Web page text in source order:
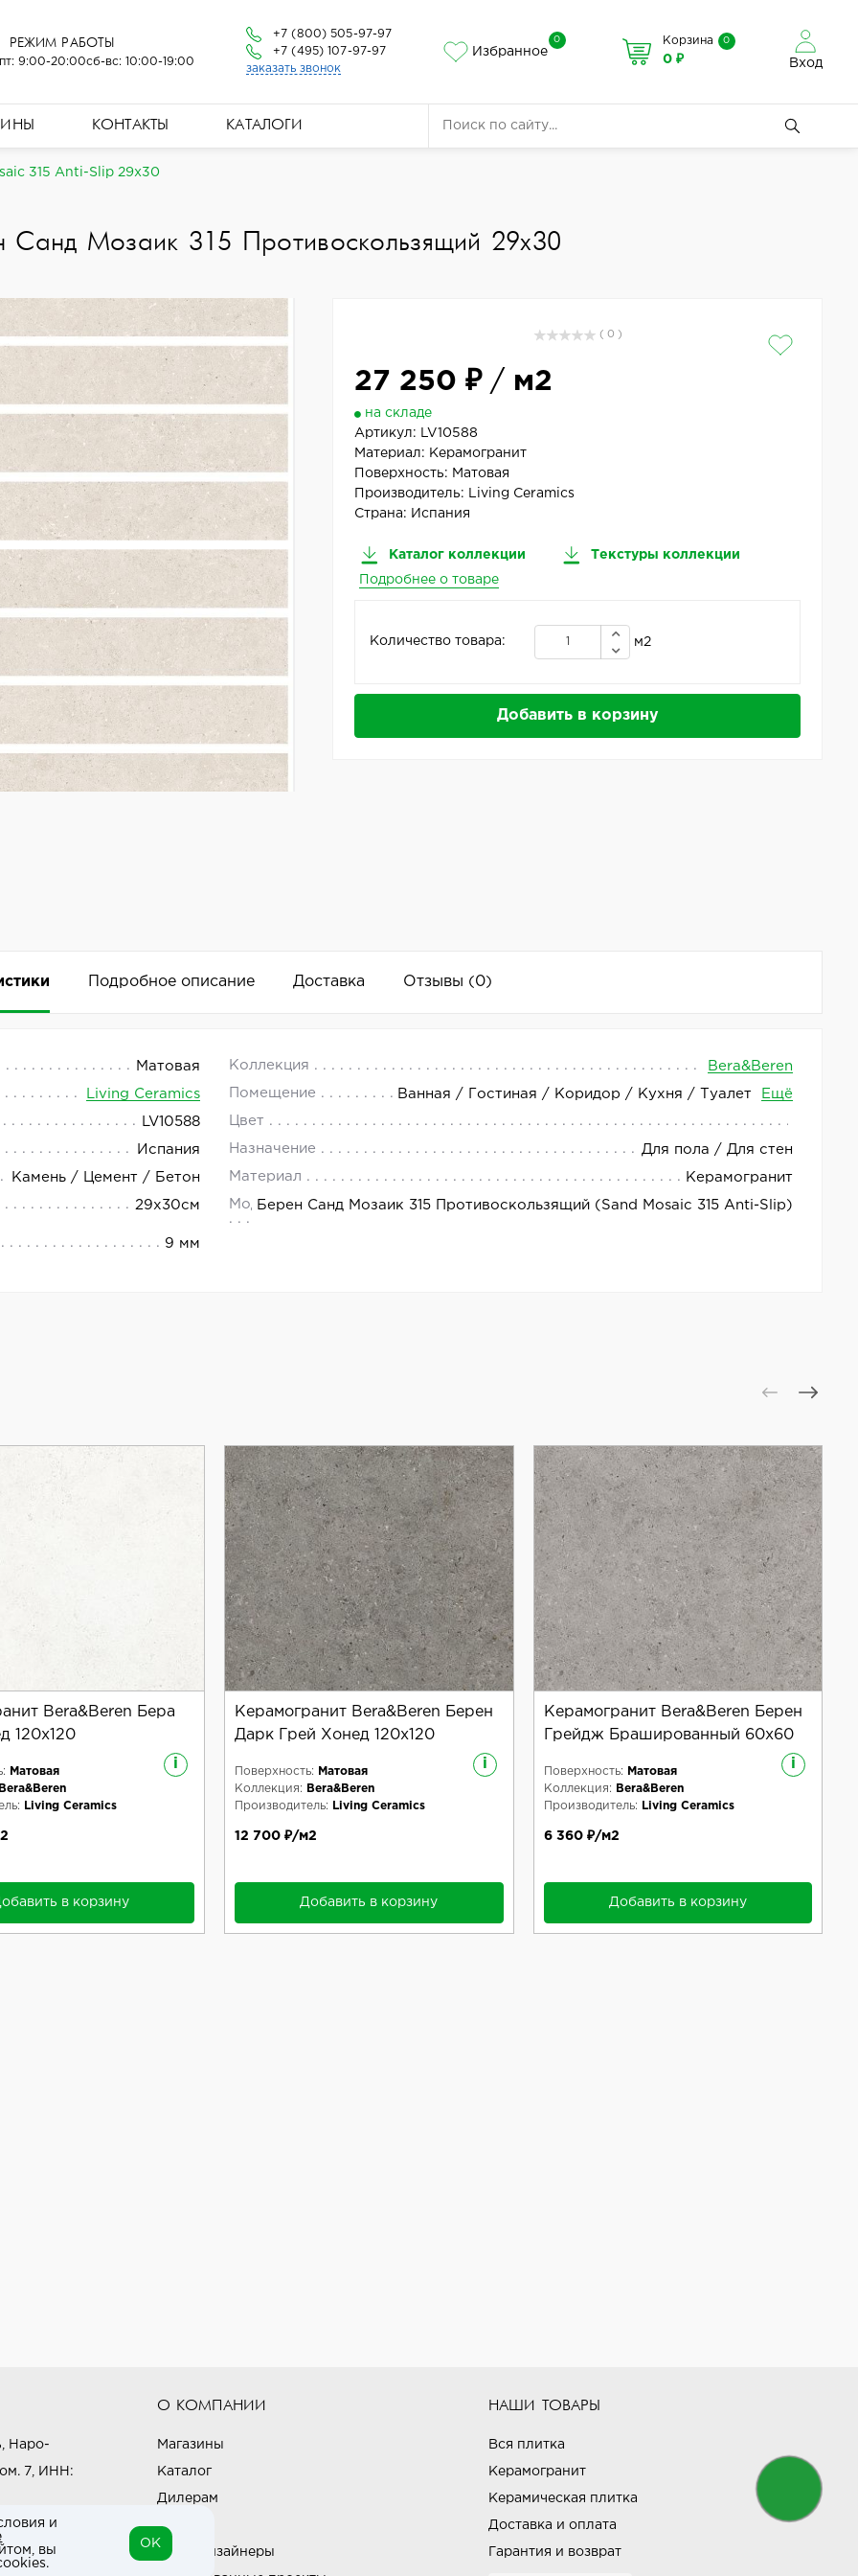
РЕЖИМ РАБОТЫ
9:00-20:00сб-вс: 10:00-19:00
+7 (800) 505-97-97
+7 (495) 107-97-97
заказать звонок
Избранное
0 Корзина 0
0 ₽ Вход
КОНТАКТЫ КАТАЛОГИ
315 Anti-Slip 29x30
Санд Мозаик 315 Противоскользящий 29x30
( 0 )
27 250 ₽/ м2
на складе
Артикул:
LV10588
Материал: Керамогранит
Поверхность: Матовая
Производитель:
Living Ceramics
Страна: Испания
Каталог коллекции Текстуры коллекции
Подробнее о товаре
Количество товара: м2
Добавить в корзину
Подробное описание Доставка Отзывы (0)
Матовая Коллекция Bera&Beren
Living Ceramics Помещение Ванная / Гостиная / Коридор / Кухня / Туалет Ещё
LV10588 Цвет
Испания Назначение Для пола / Для стен
Камень / Цемент / Бетон Материал Керамогранит
29x30см МодельБерен Санд Мозаик 315 Противоскользящий (Sand Mosaic 315 Anti-Slip)
9 мм
— это изысканное и практичное решение для отделки. Матовая поверхность керамогранита придаёт
свойствами, что делает его безопасным выбором для помещений с повышенной влажностью, например,
текстур.
Добавить комментарий
Bera&Beren Бера
120x120
i
Матовая
Bera&Beren
Living Ceramics
в корзину
Керамогранит Bera&Beren Берен
Дарк Грей Хонед 120x120
i
Поверхность:
Матовая
Коллекция:
Bera&Beren
Производитель:
Living Ceramics
12 700 ₽/м2
Добавить в корзину
Керамогранит Bera&Beren Берен
Грейдж Брашированный 60x60
i
Поверхность:
Матовая
Коллекция:
Bera&Beren
Производитель:
Living Ceramics
6 360 ₽/м2
Добавить в корзину
Наро-
7, ИНН:
О КОМПАНИИ
Магазины
Каталог
Дилерам
Блог
Наши дизайнеры
НАШИ ТОВАРЫ
Вся плитка
Керамогранит
Керамическая плитка
Доставка и оплата
Гарантия и возврат
и
вы
OK